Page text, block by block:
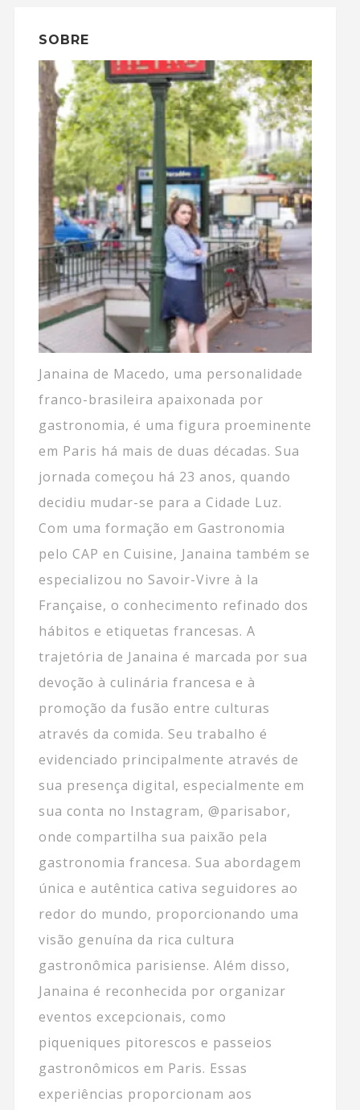
SOBRE
Janaina de Macedo, uma personalidade
franco-brasileira apaixonada por
gastronomia, é uma figura proeminente
em Paris há mais de duas décadas. Sua
jornada começou há 23 anos, quando
decidiu mudar-se para a Cidade Luz.
Com uma formação em Gastronomia
pelo CAP en Cuisine, Janaina também se
especializou no Savoir-Vivre à la
Française, o conhecimento refinado dos
hábitos e etiquetas francesas. A
trajetória de Janaina é marcada por sua
devoção à culinária francesa e à
promoção da fusão entre culturas
através da comida. Seu trabalho é
evidenciado principalmente através de
sua presença digital, especialmente em
sua conta no Instagram, @parisabor,
onde compartilha sua paixão pela
gastronomia francesa. Sua abordagem
única e autêntica cativa seguidores ao
redor do mundo, proporcionando uma
visão genuína da rica cultura
gastronômica parisiense. Além disso,
Janaina é reconhecida por organizar
eventos excepcionais, como
piqueniques pitorescos e passeios
gastronômicos em Paris. Essas
experiências proporcionam aos